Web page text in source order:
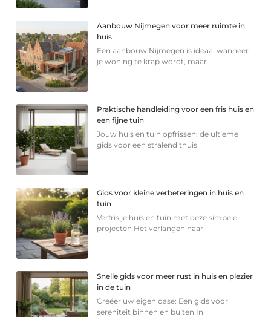
Aanbouw Nijmegen voor meer ruimte in
huis
Een aanbouw Nijmegen is ideaal wanneer
je woning te krap wordt, maar
Praktische handleiding voor een fris huis en
een fijne tuin
Jouw huis en tuin opfrissen: de ultieme
gids voor een stralend thuis
Gids voor kleine verbeteringen in huis en
tuin
Verfris je huis en tuin met deze simpele
projecten Het verlangen naar
Snelle gids voor meer rust in huis en plezier
in de tuin
Creëer uw eigen oase: Een gids voor
sereniteit binnen en buiten In